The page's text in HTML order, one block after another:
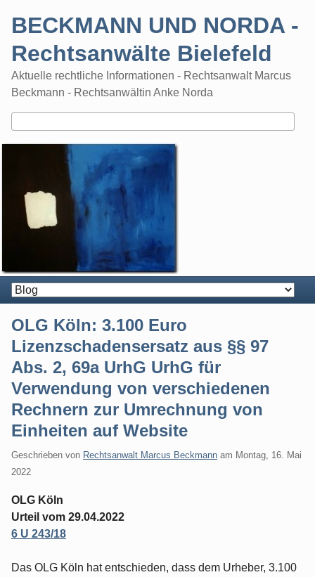
BECKMANN UND NORDA -
Rechtsanwälte Bielefeld
Aktuelle rechtliche Informationen - Rechtsanwalt Marcus
Beckmann - Rechtsanwältin Anke Norda
OLG Köln: 3.100 Euro
Lizenzschadensersatz aus §§ 97
Abs. 2, 69a UrhG UrhG für
Verwendung von verschiedenen
Rechnern zur Umrechnung von
Einheiten auf Website
Geschrieben von Rechtsanwalt Marcus Beckmann am Montag, 16. Mai
2022
OLG Köln
Urteil vom 29.04.2022
6 U 243/18
Das OLG Köln hat entschieden, dass dem Urheber, 3.100